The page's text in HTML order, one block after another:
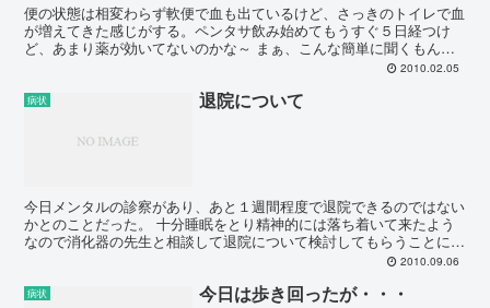
便の状態は相変わらず軟便で血も出ているけど、さっきのトイレで血
が増えてきた感じがする。ペンタサ飲み始めてもうすぐ５日経つけ
ど、あまり薬が効いてないのかな～ まぁ、こんな簡単に聞くもんじ
ゃないのかな？ しかし便以外はほんとに普通の状態。むしろ...2010.02.05
病状 退院について
今日メンタルの診察があり、あと１週間程度で退院できるのではない
かとのことだった。 十分睡眠をとり精神的には落ち着いて来たよう
なので消化器の先生と相談して退院について検討してもらうことにな
ったのだ。 個人的にも退院したいとは思っていたのでよか...2010.09.06
病状 今日は歩き回ったが・・・